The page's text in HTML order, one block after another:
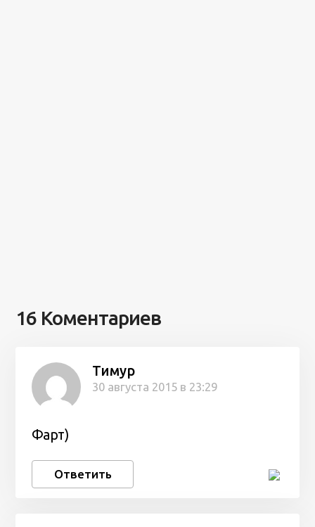
16 Коментариев
Тимур
30 августа 2015 в 23:29
Фарт)
Ответить